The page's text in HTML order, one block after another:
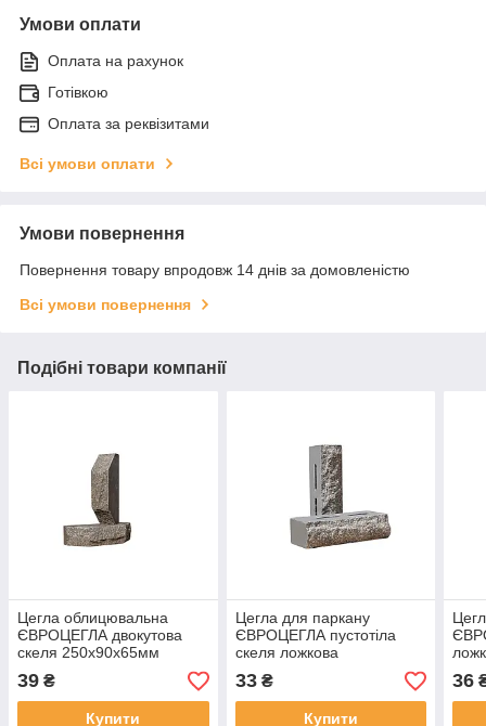
Умови оплати
Оплата на рахунок
Готівкою
Оплата за реквізитами
Всі умови оплати
Умови повернення
Повернення товару впродовж 14 днів за домовленістю
Всі умови повернення
Подібні товари компанії
Цегла облицювальна
ЄВРОЦЕГЛА двокутова
скеля 250х90х65мм
графіт
39 ₴
Купити
Цегла для паркану
ЄВРОЦЕГЛА пустотіла
скеля ложкова
250х90х65мм графіт
33₴
Купити
36